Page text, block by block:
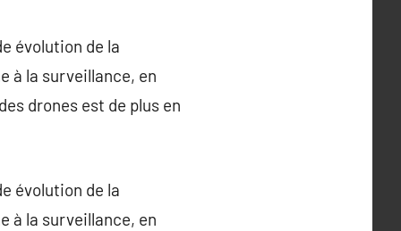
évolution de la
à la surveillance, en
drones est de plus en
évolution de la
à la surveillance, en